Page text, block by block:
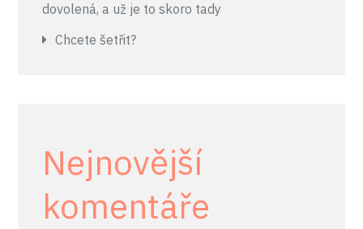
dovolená, a už je to skoro tady
Chcete šetřit?
Nejnovější
komentáře